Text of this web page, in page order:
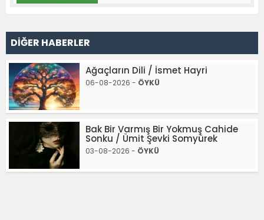
DİĞER HABERLER
Ağaçların Dili / İsmet Hayri
06-08-2026 - ÖYKÜ
Bak Bir Varmış Bir Yokmuş Cahide
Sonku / Ümit Şevki Somyürek
03-08-2026 - ÖYKÜ